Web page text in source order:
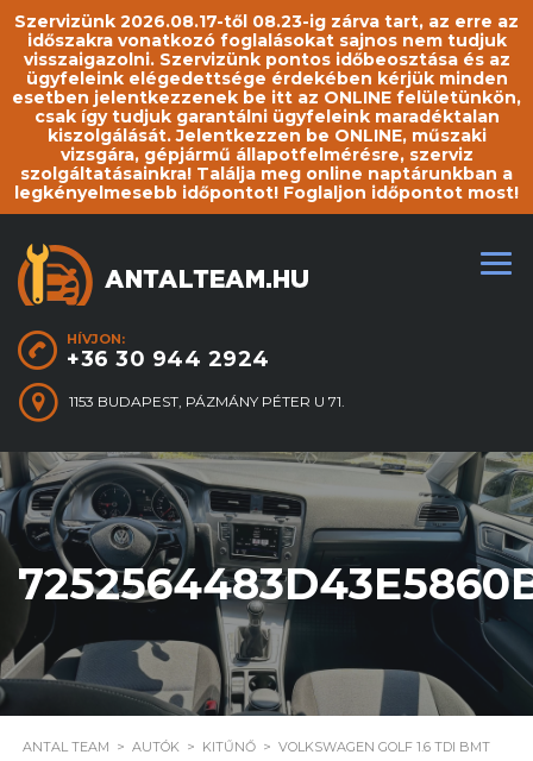
Szervizünk 2026.08.17-től 08.23-ig zárva tart, az erre az
időszakra vonatkozó foglalásokat sajnos nem tudjuk
visszaigazolni. Szervizünk pontos időbeosztása és az
ügyfeleink elégedettsége érdekében kérjük minden
esetben jelentkezzenek be itt az ONLINE felületünkön,
csak így tudjuk garantálni ügyfeleink maradéktalan
kiszolgálását. Jelentkezzen be ONLINE, műszaki
vizsgára, gépjármű állapotfelmérésre, szerviz
szolgáltatásainkra! Találja meg online naptárunkban a
legkényelmesebb időpontot! Foglaljon időpontot most!
HÍVJON:
+36 30 944 2924
1153 BUDAPEST, PÁZMÁNY PÉTER U 71.
ANTAL TEAM > AUTÓK > KITŰNŐ > VOLKSWAGEN GOLF 1.6 TDI BMT